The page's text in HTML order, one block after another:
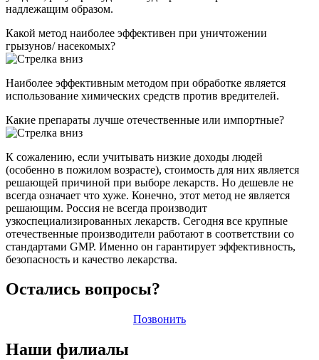
надлежащим образом.
Какой метод наиболее эффективен при уничтожении
грызунов/ насекомых?
Наиболее эффективным методом при обработке является
использование химических средств против вредителей.
Какие препараты лучше отечественные или импортные?
К сожалению, если учитывать низкие доходы людей
(особенно в пожилом возрасте), стоимость для них является
решающей причиной при выборе лекарств. Но дешевле не
всегда означает что хуже. Конечно, этот метод не является
решающим. Россия не всегда производит
узкоспециализированных лекарств. Сегодня все крупные
отечественные производители работают в соответствии со
стандартами GMP. Именно он гарантирует эффективность,
безопасность и качество лекарства.
Остались вопросы?
Позвонить
Наши филиалы